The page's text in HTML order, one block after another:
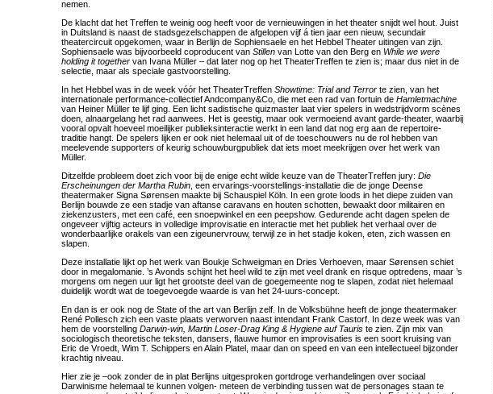
nemen.
De klacht dat het Treffen te weinig oog heeft voor de vernieuwingen in het theater snijdt wel hout. Juist
in Duitsland is naast de stadsgezelschappen de afgelopen vijf á tien jaar een nieuw, secundair
theatercircuit opgekomen, waar in Berlijn de Sophiensaele en het Hebbel Theater uitingen van zijn.
Sophiensaele was bijvoorbeeld coproducent van Stillen van Lotte van den Berg en While we were
holding it together van Ivana Müller – dat later nog op het TheaterTreffen te zien is; maar dus niet in de
selectie, maar als speciale gastvoorstelling.
In het Hebbel was in de week vóór het TheaterTreffen Showtime: Trial and Terror te zien, van het
internationale performance-collectief Andcompany&Co, die met een rad van fortuin de Hamletmachine
van Heiner Müller te lijf ging. Een licht sadistische quizmaster laat vier spelers in wedstrijdvorm scènes
doen, alnaargelang het rad aanwees. Het is geestig, maar ook vermoeiend avant garde-theater, waarbij
vooral opvalt hoeveel moeilijker publieksinteractie werkt in een land dat nog erg aan de repertoire-
traditie hangt. De spelers lijken er ook niet helemaal uit of de toeschouwers nu de rol hebben van
meelevende supporters of keurig schouwburgpubliek dat iets moet meekrijgen over het werk van
Müller.
Ditzelfde probleem doet zich voor bij de enige echt wilde keuze van de TheaterTreffen jury: Die
Erscheinungen der Martha Rubin , een ervarings-voorstellings-installatie die de jonge Deense
theatermaker Signa Sørensen maakte bij Schauspiel Köln. In een grote loods in het diepe zuiden van
Berlijn bouwde ze een stadje van aftanse caravans en houten schotten, bewaakt door militairen en
ziekenzusters, met een café, een snoepwinkel en een peepshow. Gedurende acht dagen spelen de
ongeveer vijftig acteurs in volledige improvisatie en interactie met het publiek het verhaal over de
wonderbaarlijke orakels van een zigeunervrouw, terwijl ze in het stadje koken, eten, zich wassen en
slapen.
Deze installatie lijkt op het werk van Boukje Schweigman en Dries Verhoeven, maar Sørensen schiet
door in megalomanie. ’s Avonds schijnt het heel wild te zijn met veel drank en risque optredens, maar ’s
morgens om negen uur ligt het grootste deel van de goegemeente nog te slapen, zodat niet helemaal
duidelijk wordt wat de toegevoegde waarde is van het 24-uurs-concept.
En dan is er ook nog de State of the art van Berlijn zelf. In de Volksbühne heeft de jonge theatermaker
René Pollesch zich een vaste plaats verworven naast intendant Frank Castorf. In deze week was van
hem de voorstelling Darwin-win, Martin Loser-Drag King & Hygiene auf Tauris te zien. Zijn mix van
sociologisch theoretische teksten, dansers, flauwe humor en improvisaties is een soort kruising van
Eric de Vroedt, Wim T. Schippers en Alain Platel, maar dan on speed en van een intellectueel bijzonder
krachtig niveau.
Hier zie je –ook zonder de in plat Berlijns uitgesproken gortdroge verhandelingen over sociaal
Darwinisme helemaal te kunnen volgen- meteen de verbinding tussen wat de personages staan te